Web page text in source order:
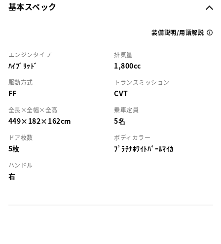
基本スペック
装備説明/用語解説
エンジンタイプ
ﾊｲﾌﾞﾘｯﾄﾞ
排気量
1,800cc
駆動方式
FF
トランスミッション
CVT
全長×全幅×全高
449×182×162cm
乗車定員
5名
ドア枚数
5枚
ボディカラー
ﾌﾟﾗﾁﾅﾎﾜｲﾄﾊﾟｰﾙﾏｲｶ
ハンドル
右